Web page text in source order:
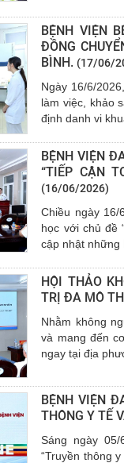
BỆNH VIỆN
ĐỒNG
BÌNH. (17/06/
Ngày 16/6/
làm việc, khảo
định danh vi
BỆNH VIỆN
“TIẾP CẬN
(16/06/2026)
Chiều ngày 16/
học với chủ đề
cập nhật những
HỘI THẢO
TRỊ ĐA MÔ
Nhằm không
và mang đến
ngay tại địa
BỆNH VIỆN
THÔNG Y TẾ
Sáng ngày
“Truyền thông